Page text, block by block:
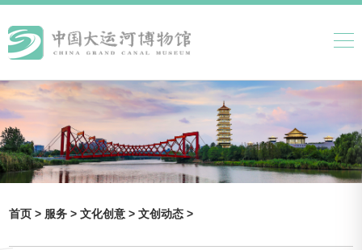
首页 > 服务 >文化创意 >文创动态 >